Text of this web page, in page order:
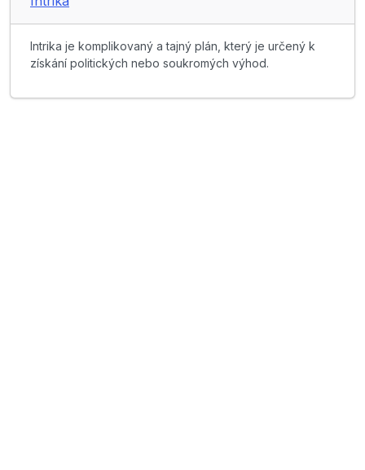
Intrika je komplikovaný a tajný plán, který je určený k
získání politických nebo soukromých výhod.